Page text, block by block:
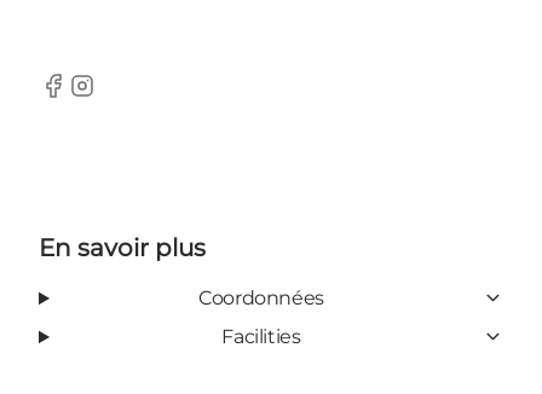
Facebook
Instagram
En savoir plus
Coordonnées
Facilities